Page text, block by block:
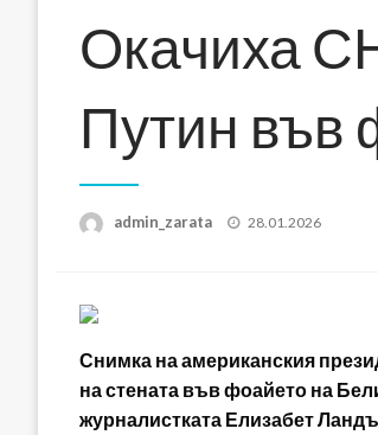
Окачиха
Путин във
admin_zarata
Posted
28.01.2026
Снимка на американския
на стената във фоайето на
журналистката Елизабет